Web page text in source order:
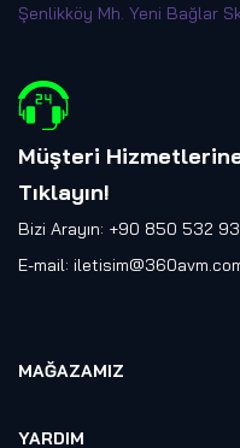
Şenlikköy Mh. Yeni Bağlar
Müşteri
Tıklayın!
Bizi Arayın: +90 850 532
E-mail:
MAĞAZAMIZ
YARDIM